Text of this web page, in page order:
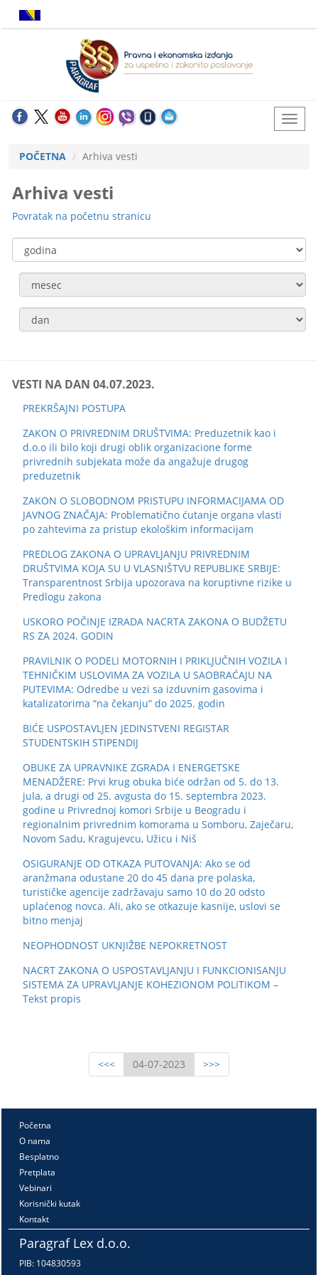
POČETNA Arhiva vesti
Arhiva vesti
Povratak na početnu stranicu
VESTI NA DAN 04.07.2023.
PREKRŠAJNI POSTUPA
ZAKON O PRIVREDNIM DRUŠTVIMA: Preduzetnik kao i
d.o.o ili bilo koji drugi oblik organizacione forme
privrednih subjekata može da angažuje drugog
preduzetnik
ZAKON O SLOBODNOM PRISTUPU INFORMACIJAMA OD
JAVNOG ZNAČAJA: Problematično ćutanje organa vlasti
po zahtevima za pristup ekološkim informacijam
PREDLOG ZAKONA O UPRAVLJANJU PRIVREDNIM
DRUŠTVIMA KOJA SU U VLASNIŠTVU REPUBLIKE SRBIJE:
Transparentnost Srbija upozorava na koruptivne rizike u
Predlogu zakona
USKORO POČINJE IZRADA NACRTA ZAKONA O BUDŽETU
RS ZA 2024. GODIN
PRAVILNIK O PODELI MOTORNIH I PRIKLJUČNIH VOZILA I
TEHNIČKIM USLOVIMA ZA VOZILA U SAOBRAĆAJU NA
PUTEVIMA: Odredbe u vezi sa izduvnim gasovima i
katalizatorima “na čekanju” do 2025. godin
BIĆE USPOSTAVLJEN JEDINSTVENI REGISTAR
STUDENTSKIH STIPENDIJ
OBUKE ZA UPRAVNIKE ZGRADA I ENERGETSKE
MENADŽERE: Prvi krug obuka biće održan od 5. do 13.
jula, a drugi od 25. avgusta do 15. septembra 2023.
godine u Privrednoj komori Srbije u Beogradu i
regionalnim privrednim komorama u Somboru, Zaječaru,
Novom Sadu, Kragujevcu, Užicu i Niš
OSIGURANJE OD OTKAZA PUTOVANJA: Ako se od
aranžmana odustane 20 do 45 dana pre polaska,
turističke agencije zadržavaju samo 10 do 20 odsto
uplaćenog novca. Ali, ako se otkazuje kasnije, uslovi se
bitno menjaj
NEOPHODNOST UKNJIŽBE NEPOKRETNOST
NACRT ZAKONA O USPOSTAVLJANJU I FUNKCIONISANJU
SISTEMA ZA UPRAVLJANJE KOHEZIONOM POLITIKOM –
Tekst propis
<<< 04-07-2023 >>>
Početna
O nama
Besplatno
Pretplata
Vebinari
Korisnički kutak
Kontakt
Paragraf Lex d.o.o.
PIB: 104830593